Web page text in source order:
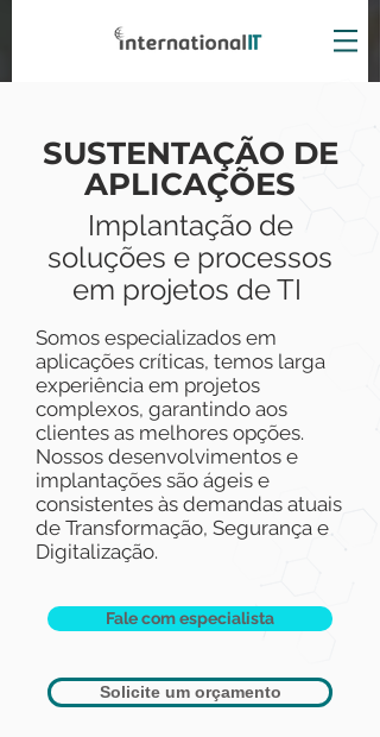
Implantação de
soluções e processos
em projetos de TI
SUSTENTAÇÃO DE
APLICAÇÕES
Somos especializados em
aplicações críticas, temos larga
experiência em projetos
complexos, garantindo aos
clientes as melhores opções.
Nossos desenvolvimentos e
implantações são ágeis e
consistentes às demandas atuais
de Transformação, Segurança e
Digitalização.​
Fale com especialista
Solicite um orçamento